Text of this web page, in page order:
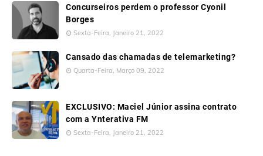
Concurseiros perdem o professor Cyonil
Borges
Sexta-Feira, Janeiro 21, 2022
Cansado das chamadas de telemarketing?
Quarta-Feira, Março 09, 2022
EXCLUSIVO: Maciel Júnior assina contrato
com a Ynterativa FM
Sexta-Feira, Janeiro 21, 2022